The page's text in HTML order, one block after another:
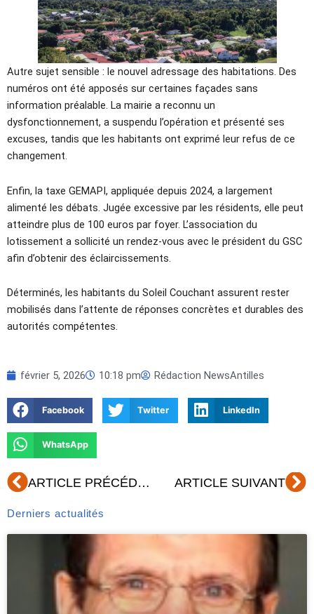
Autre sujet sensible : le nouvel adressage des habitations. Des
numéros ont été apposés sur certaines façades sans
information préalable. La mairie a reconnu un
dysfonctionnement, a suspendu l’opération et présenté ses
excuses, tandis que les habitants ont exprimé leur refus de ce
changement.
Enfin, la taxe GEMAPI, appliquée depuis 2024, a largement
alimenté les débats. Jugée excessive par les résidents, elle peut
atteindre plus de 100 euros par foyer. L’association du
lotissement a sollicité un rendez-vous avec le président du GSC
afin d’obtenir des éclaircissements.
Déterminés, les habitants du Soleil Couchant assurent rester
mobilisés dans l’attente de réponses concrètes et durables des
autorités compétentes.
février 5, 2026 10:18 pm Rédaction NewsAntilles
Facebook Twitter LinkedIn
WhatsApp
Précédent ARTICLE PRÉCÉDENT ARTICLE SUIVANT
Derniers actualités